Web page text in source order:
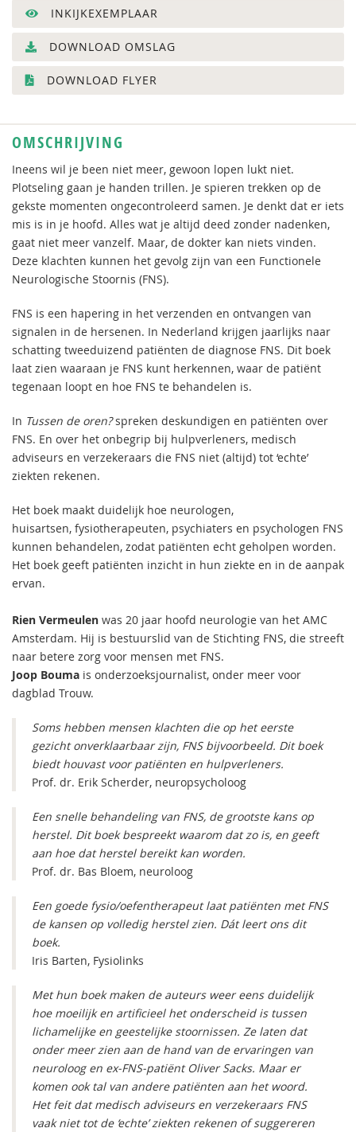
INKIJKEXEMPLAAR
DOWNLOAD OMSLAG
DOWNLOAD FLYER
OMSCHRIJVING
Ineens wil je been niet meer, gewoon lopen lukt niet.
Plotseling gaan je handen trillen. Je spieren trekken op de
gekste momenten ongecontroleerd samen. Je denkt dat er iets
mis is in je hoofd. Alles wat je altijd deed zonder nadenken,
gaat niet meer vanzelf. Maar, de dokter kan niets vinden.
Deze klachten kunnen het gevolg zijn van een Functionele
Neurologische Stoornis (FNS).
FNS is een hapering in het verzenden en ontvangen van
signalen in de hersenen. In Nederland krijgen jaarlijks naar
schatting tweeduizend patiënten de diagnose FNS. Dit boek
laat zien waaraan je FNS kunt herkennen, waar de patiënt
tegenaan loopt en hoe FNS te behandelen is.
In Tussen de oren?spreken deskundigen en patiënten over
FNS. En over het onbegrip bij hulpverleners, medisch
adviseurs en verzekeraars die FNS niet (altijd) tot ‘echte’
ziekten rekenen.
Het boek maakt duidelijk hoe neurologen,
huisartsen, fysiotherapeuten, psychiaters en psychologen FNS
kunnen behandelen, zodat patiënten echt geholpen worden.
Het boek geeft patiënten inzicht in hun ziekte en in de aanpak
ervan.
Rien Vermeulen was 20 jaar hoofd neurologie van het AMC
Amsterdam.​ Hij is bestuurslid van de Stichting FNS, die streeft
naar betere zorg voor mensen met FNS.
Joop Bouma is onderzoeksjournalist, onder meer voor
dagblad Trouw.
Soms hebben mensen klachten die op het eerste
gezicht onverklaarbaar zijn, FNS bijvoorbeeld. Dit boek
biedt houvast voor patiënten en hulpverleners.
Prof. dr. Erik Scherder, neuropsycholoog
Een snelle behandeling van FNS, de grootste kans op
herstel. Dit boek bespreekt waarom dat zo is, en geeft
aan hoe dat herstel bereikt kan worden.
Prof. dr. Bas Bloem, neuroloog
Een goede fysio/oefentherapeut laat patiënten met FNS
de kansen op volledig herstel zien. Dát leert ons dit
boek.
Iris Barten, Fysiolinks
Met hun boek maken de auteurs weer eens duidelijk
hoe moeilijk en artificieel het onderscheid is tussen
lichamelijke en geestelijke stoornissen. Ze laten dat
onder meer zien aan de hand van de ervaringen van
neuroloog en ex-FNS-patiënt Oliver Sacks. Maar er
komen ook tal van andere patiënten aan het woord.
Het feit dat medisch adviseurs en verzekeraars FNS
vaak niet tot de ‘echte’ ziekten rekenen of suggereren